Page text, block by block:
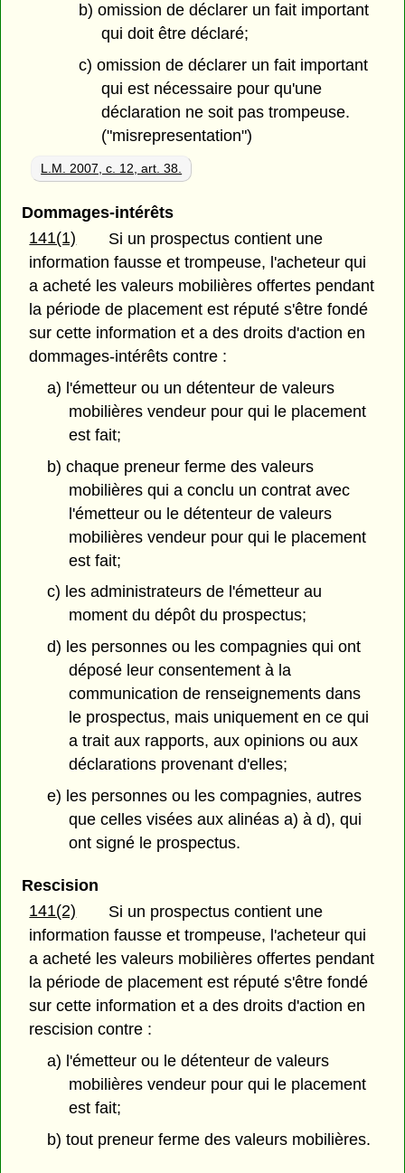
b) omission de déclarer un fait important
qui doit être déclaré;
c) omission de déclarer un fait important
qui est nécessaire pour qu'une
déclaration ne soit pas trompeuse.
("misrepresentation")
L.M. 2007, c. 12, art. 38.
Dommages-intérêts
141(1)
Si un prospectus contient une
information fausse et trompeuse, l'acheteur qui
a acheté les valeurs mobilières offertes pendant
la période de placement est réputé s'être fondé
sur cette information et a des droits d'action en
dommages-intérêts contre :
a) l'émetteur ou un détenteur de valeurs
mobilières vendeur pour qui le placement
est fait;
b) chaque preneur ferme des valeurs
mobilières qui a conclu un contrat avec
l'émetteur ou le détenteur de valeurs
mobilières vendeur pour qui le placement
est fait;
c) les administrateurs de l'émetteur au
moment du dépôt du prospectus;
d) les personnes ou les compagnies qui ont
déposé leur consentement à la
communication de renseignements dans
le prospectus, mais uniquement en ce qui
a trait aux rapports, aux opinions ou aux
déclarations provenant d'elles;
e) les personnes ou les compagnies, autres
que celles visées aux alinéas a) à d), qui
ont signé le prospectus.
Rescision
141(2)
Si un prospectus contient une
information fausse et trompeuse, l'acheteur qui
a acheté les valeurs mobilières offertes pendant
la période de placement est réputé s'être fondé
sur cette information et a des droits d'action en
rescision contre :
a) l'émetteur ou le détenteur de valeurs
mobilières vendeur pour qui le placement
est fait;
b) tout preneur ferme des valeurs mobilières.